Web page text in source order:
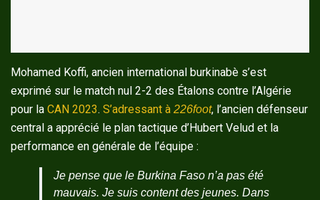
Mohamed Koffi, ancien international burkinabè s’est
exprimé sur le match nul 2-2 des Étalons contre l’Algérie
pour la CAN 2023. S’adressant à 226foot, l’ancien défenseur
central a apprécié le plan tactique d’Hubert Velud et la
performance en générale de l’équipe :
Je pense que le Burkina Faso n’a pas été
mauvais. Je suis content des jeunes. Dans